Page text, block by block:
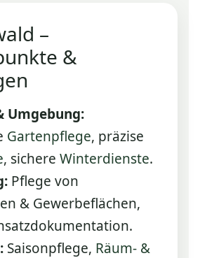
–
&
Umgebung:
Gartenpflege, präzise
, sichere Winterdienste.
Pflege von
& Gewerbeflächen,
Saisonpflege, Räum‑ &